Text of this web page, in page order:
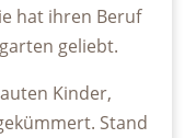
hat ihren Beruf
geliebt.
Kinder,
Stand